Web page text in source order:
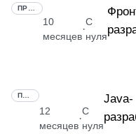
10
месяцев
·
С
нуля
12
месяцев
·
С
нуля
Java-